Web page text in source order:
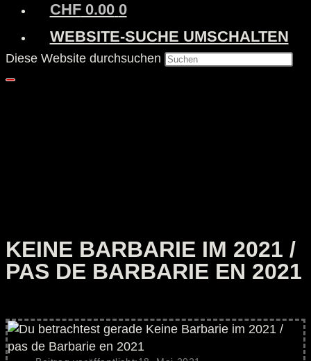
CHF0.00 0
WEBSITE-SUCHE UMSCHALTEN
Diese Website durchsuchen
KEINE BARBARIE IM 2021 /
PAS DE BARBARIE EN 2021